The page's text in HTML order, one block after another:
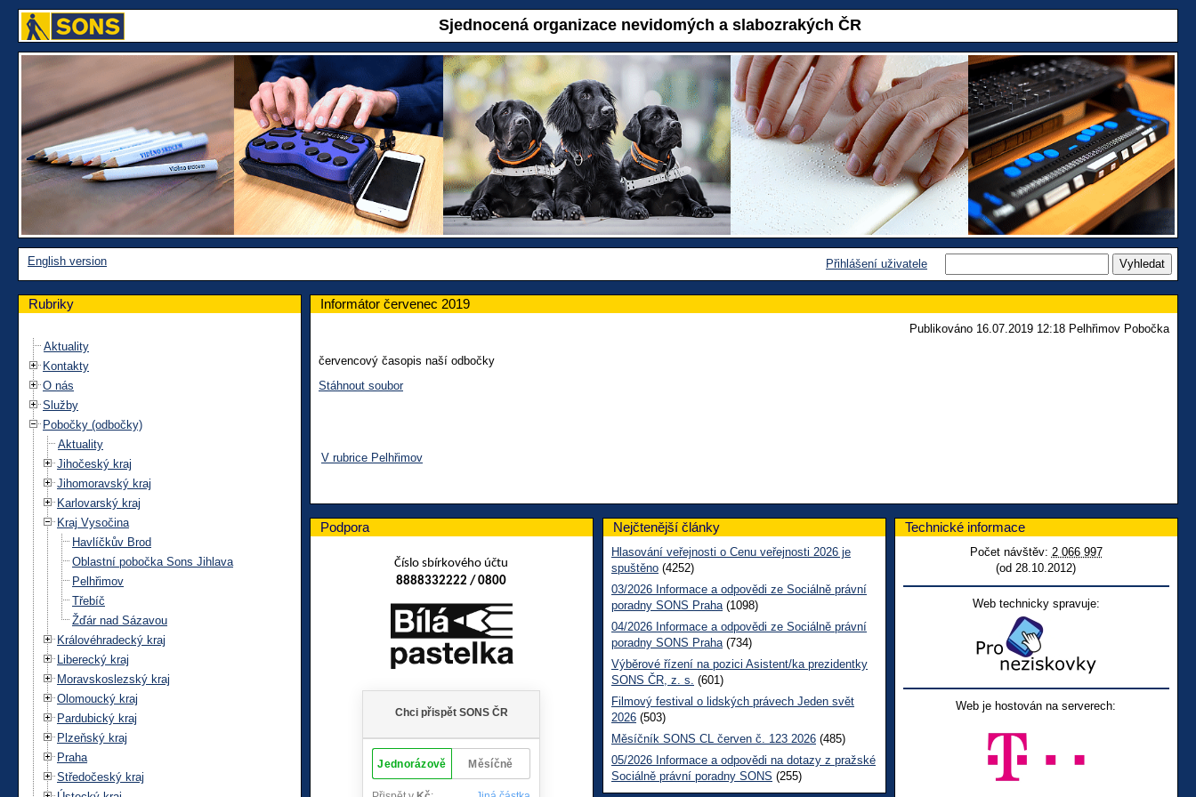
Sjednocená organizace nevidomých a slabozrakých ČR
English version Přihlášení uživatele
Rubriky
Aktuality
Kontakty
O nás
Služby
Pobočky (odbočky)
Aktuality
Jihočeský kraj
Jihomoravský kraj
Karlovarský kraj
Kraj Vysočina
Havlíčkův Brod
Oblastní pobočka Sons Jihlava
Pelhřimov
Třebíč
Žďár nad Sázavou
Královéhradecký kraj
Liberecký kraj
Moravskoslezský kraj
Olomoucký kraj
Pardubický kraj
Plzeňský kraj
Praha
Středočeský kraj
Informátor červenec 2019
Publikováno 16.07.2019 12:18 Pelhřimov Pobočka
červencový časopis naší odbočky
Stáhnout soubor
V rubrice Pelhřimov
Podpora
Číslo sbírkového účtu
8888332222 / 0800
Nejčtenější články
Hlasování veřejnosti o Cenu veřejnosti 2026 je
spuštěno (4252)
03/2026 Informace a odpovědi ze Sociálně právní
poradny SONS Praha (1098)
04/2026 Informace a odpovědi ze Sociálně právní
poradny SONS Praha (734)
Výběrové řízení na pozici Asistent/ka prezidentky
SONS ČR, z. s. (601)
Filmový festival o lidských právech Jeden svět
2026 (503)
Měsíčník SONS CL červen č. 123 2026 (485)
05/2026 Informace a odpovědi na dotazy z pražské
Sociálně právní poradny SONS (255)
Technické informace
Počet návštěv: 2 066 997
(od 28.10.2012)
Web technicky spravuje:
Web je hostován na serverech: